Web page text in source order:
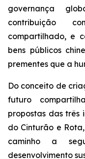
governança
contribuição
compartilhado, e
bens públicos
prementes que a
Do conceito de
futuro
propostas das
do Cinturão e
caminho a
desenvolvimento